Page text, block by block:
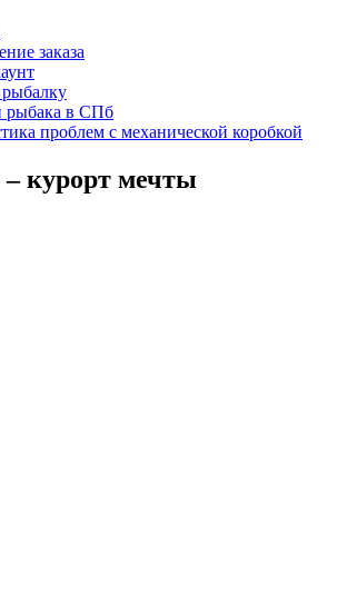
заказа
рыбака в СПб
проблем с механической коробкой
– курорт мечты